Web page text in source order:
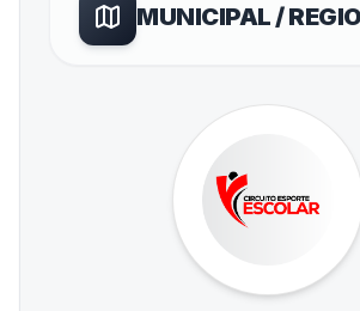
MUNICIPAL /